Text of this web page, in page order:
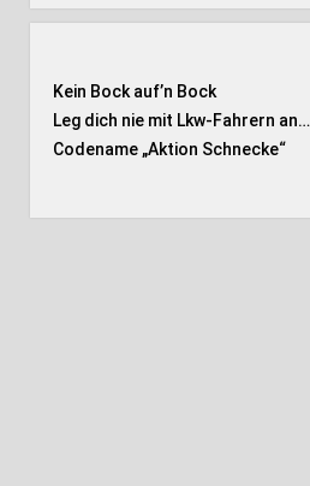
Kein Bock auf’n Bock
Leg dich nie mit Lkw-Fahrern an…
Codename „Aktion Schnecke“